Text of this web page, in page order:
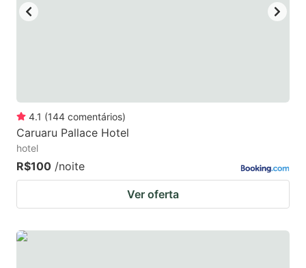
4.1 (144 comentários)
Caruaru Pallace Hotel
hotel
R$100 /noite
Ver oferta